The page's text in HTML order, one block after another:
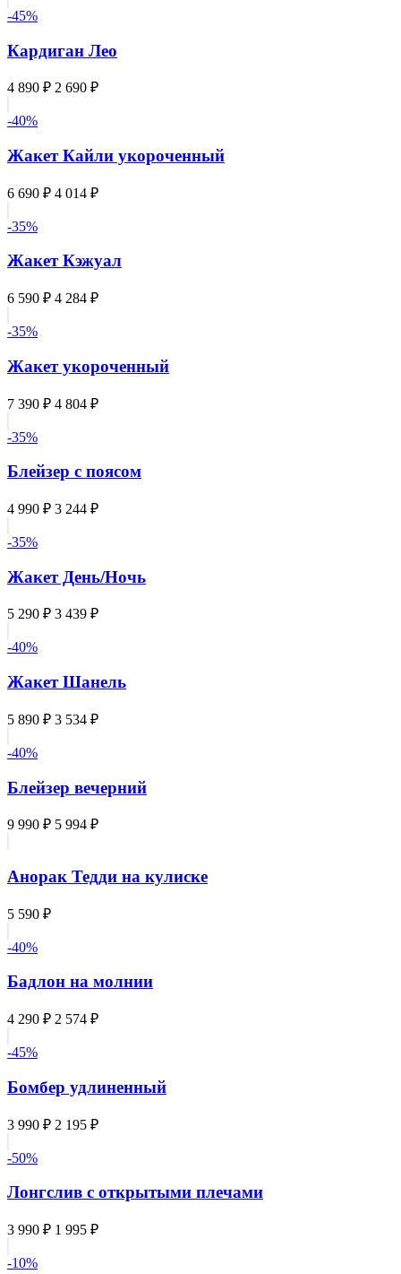
-45%
Кардиган Лео
4 890 ₽ 2 690 ₽
-40%
Жакет Кайли укороченный
6 690 ₽ 4 014 ₽
-35%
Жакет Кэжуал
6 590 ₽ 4 284 ₽
-35%
Жакет укороченный
7 390 ₽ 4 804 ₽
-35%
Блейзер с поясом
4 990 ₽ 3 244 ₽
-35%
Жакет День/Ночь
5 290 ₽ 3 439 ₽
-40%
Жакет Шанель
5 890 ₽ 3 534 ₽
-40%
Блейзер вечерний
9 990 ₽ 5 994 ₽
Анорак Тедди на кулиске
5 590 ₽
-40%
Бадлон на молнии
4 290 ₽ 2 574 ₽
-45%
Бомбер удлиненный
3 990 ₽ 2 195 ₽
-50%
Лонгслив с открытыми плечами
3 990 ₽ 1 995 ₽
-10%